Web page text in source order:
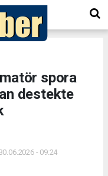
spora
destekte
- 09:24